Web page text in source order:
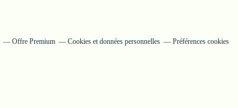
Offre Premium Cookies et données personnelles Préférences cookies